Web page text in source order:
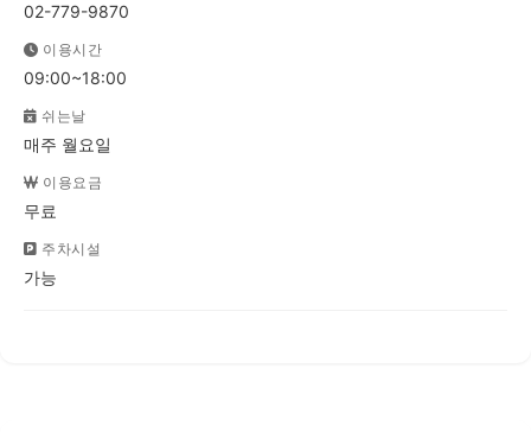
02-779-9870
이용시간
09:00~18:00
쉬는날
매주 월요일
이용요금
무료
주차시설
가능